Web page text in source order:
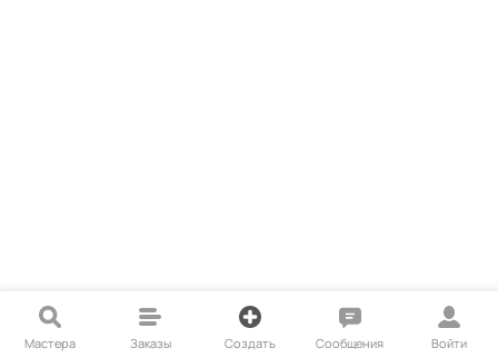
Мастера Заказы Создать Сообщения Войти